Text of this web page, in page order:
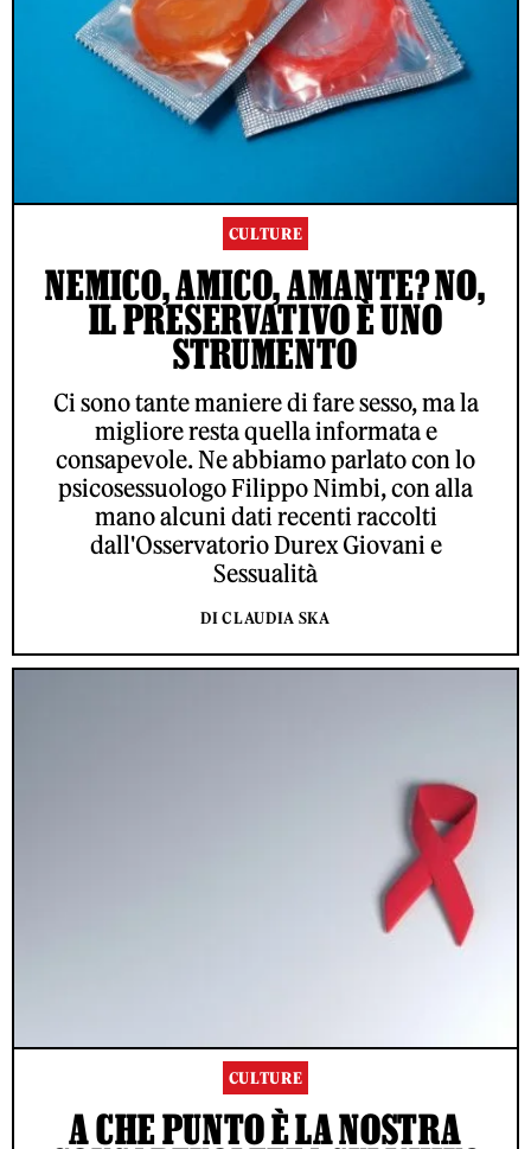
CULTURE
NEMICO, AMICO, AMANTE? NO,
IL PRESERVATIVO È UNO
STRUMENTO
Ci sono tante maniere di fare sesso, ma la
migliore resta quella informata e
consapevole. Ne abbiamo parlato con lo
psicosessuologo Filippo Nimbi, con alla
mano alcuni dati recenti raccolti
dall'Osservatorio Durex Giovani e
Sessualità
DI CLAUDIA SKA
CULTURE
A CHE PUNTO È LA NOSTRA